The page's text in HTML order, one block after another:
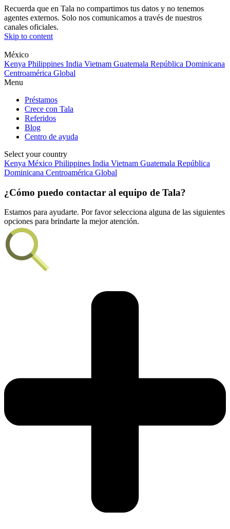
Recuerda que en Tala no compartimos tus datos y no tenemos
agentes externos. Solo nos comunicamos a través de nuestros
canales oficiales.
Skip to content
México
Kenya Philippines India Vietnam Guatemala República Dominicana
Centroamérica Global
Menu
Préstamos
Crece con Tala
Referidos
Blog
Centro de ayuda
Select your country
Kenya México Philippines India Vietnam Guatemala República
Dominicana Centroamérica Global
¿Cómo puedo contactar al equipo de Tala?
Estamos para ayudarte. Por favor selecciona alguna de las siguientes
opciones para brindarte la mejor atención.